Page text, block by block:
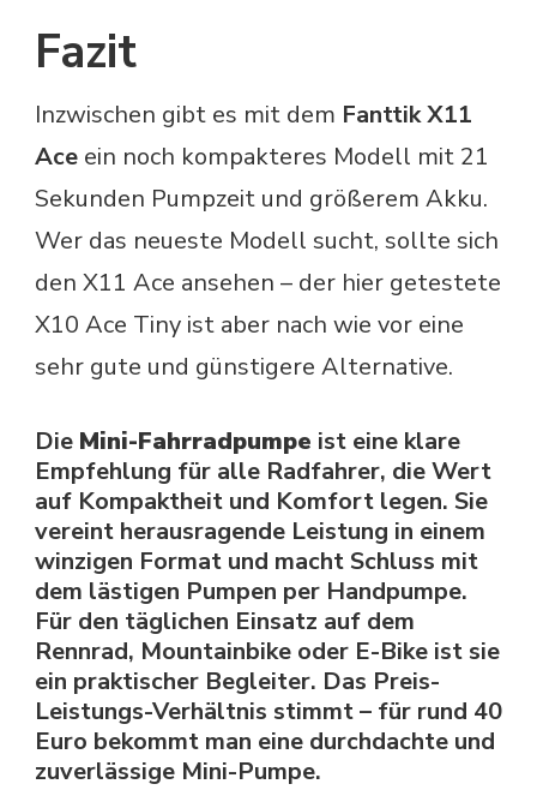
Fazit
Inzwischen gibt es mit dem Fanttik X11
Ace ein noch kompakteres Modell mit 21
Sekunden Pumpzeit und größerem Akku.
Wer das neueste Modell sucht, sollte sich
den X11 Ace ansehen – der hier getestete
X10 Ace Tiny ist aber nach wie vor eine
sehr gute und günstigere Alternative.
Die Mini-Fahrradpumpe ist eine klare
Empfehlung für alle Radfahrer, die Wert
auf Kompaktheit und Komfort legen. Sie
vereint herausragende Leistung in einem
winzigen Format und macht Schluss mit
dem lästigen Pumpen per Handpumpe.
Für den täglichen Einsatz auf dem
Rennrad, Mountainbike oder E-Bike ist sie
ein praktischer Begleiter. Das Preis-
Leistungs-Verhältnis stimmt – für rund 40
Euro bekommt man eine durchdachte und
zuverlässige Mini-Pumpe.